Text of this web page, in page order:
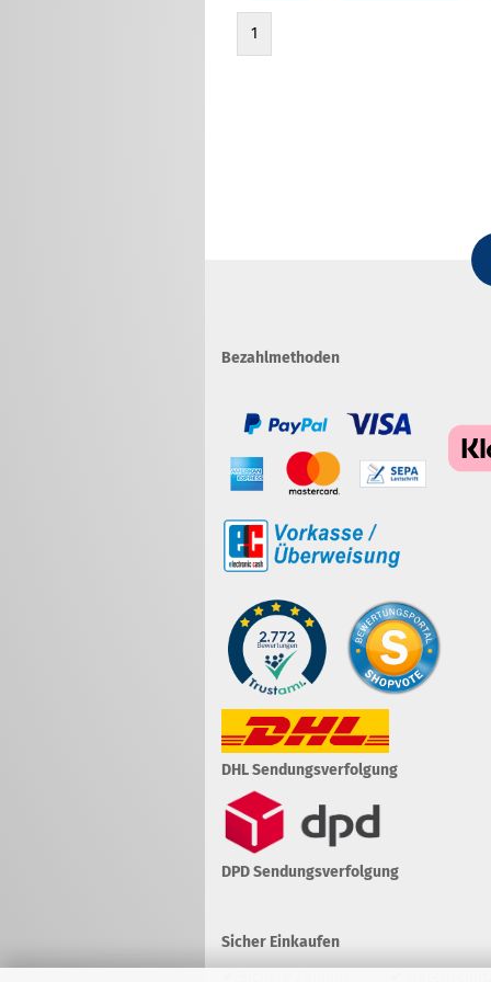
1
Bezahlmethoden
DHL Sendungsverfolgung
DPD Sendungsverfolgung
Sicher Einkaufen